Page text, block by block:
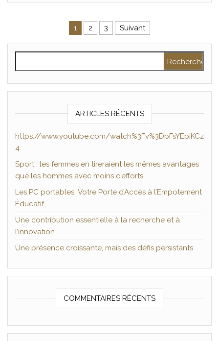
Pagination des publications
1 2 3 Suivant
ARTICLES RÉCENTS
https://www.youtube.com/watch%3Fv%3DpFsYEpiKCz
4
Sport : les femmes en tireraient les mêmes avantages
que les hommes avec moins d’efforts
Les PC portables Votre Porte d’Accès à l’Empotement
Éducatif
Une contribution essentielle à la recherche et à
l’innovation
Une présence croissante, mais des défis persistants
COMMENTAIRES RÉCENTS